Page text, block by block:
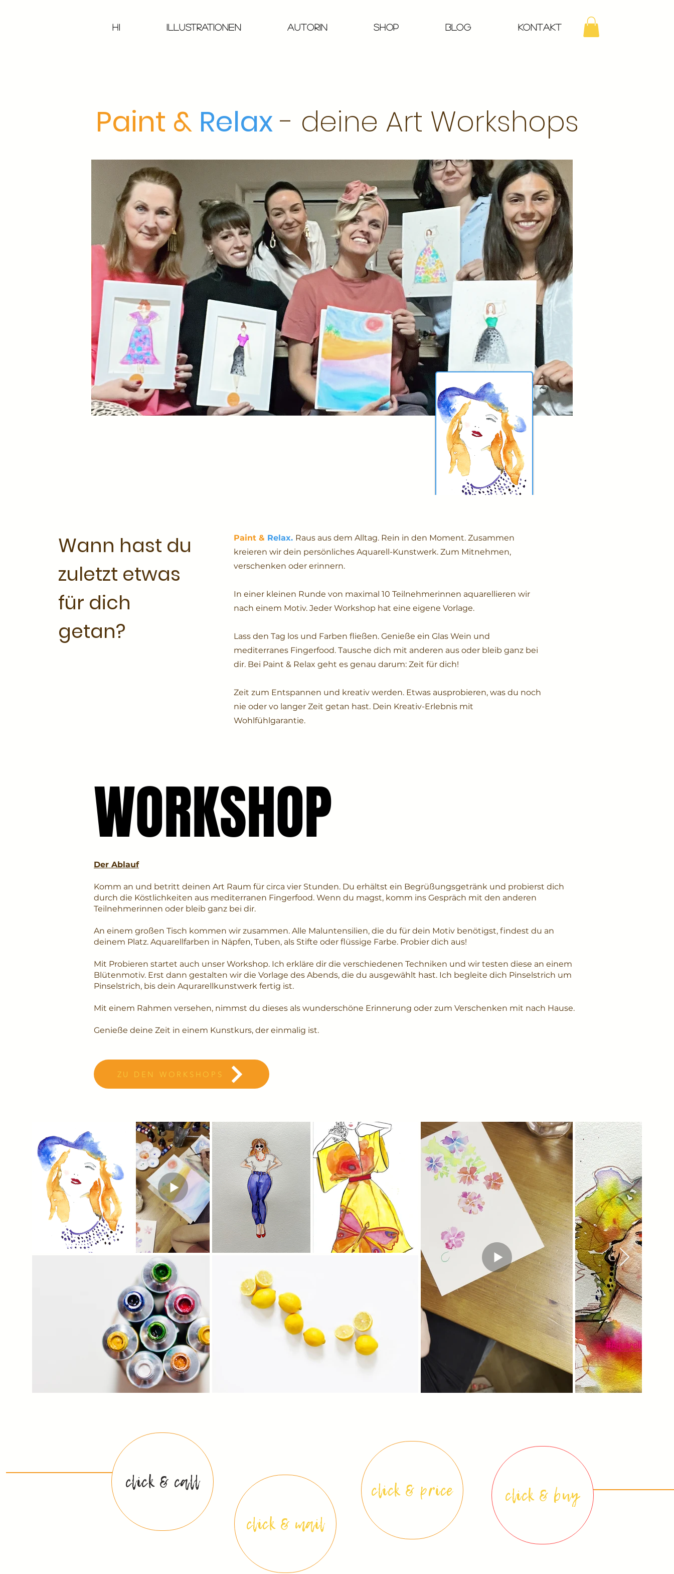
Hi Illustrationen Autorin Shop Blog Kontakt
Paint & Relax- deine Art Workshops
Wann hast du
zuletzt etwas
für dich
getan?
Paint & Relax. Raus aus dem Alltag. Rein in den Moment. Zusammen
kreieren wir dein persönliches Aquarell-Kunstwerk. Zum Mitnehmen,
verschenken oder erinnern.
In einer kleinen Runde von maximal 10 Teilnehmerinnen aquarellieren wir
nach einem Motiv. Jeder Workshop hat eine eigene Vorlage.
Lass den Tag los und Farben fließen. Genieße ein Glas Wein und
mediterranes Fingerfood. Tausche dich mit anderen aus oder bleib ganz bei
dir. Bei Paint & Relax geht es genau darum: Zeit für dich!
Zeit zum Entspannen und kreativ werden. Etwas ausprobieren, was du noch
nie oder vo langer Zeit getan hast. Dein Kreativ-Erlebnis mit
Wohlfühlgarantie.
WORKSHOP
WORKSHOP
Der Ablauf
Komm an und betritt deinen Art Raum für circa vier Stunden. Du erhältst ein Begrüßungsgetränk und probierst dich
durch die Köstlichkeiten aus mediterranen Fingerfood. Wenn du magst, komm ins Gespräch mit den anderen
Teilnehmerinnen oder bleib ganz bei dir.
An einem großen Tisch kommen wir zusammen. Alle Maluntensilien, die du für dein Motiv benötigst, findest du an
deinem Platz. Aquarellfarben in Näpfen, Tuben, als Stifte oder flüssige Farbe. Probier dich aus!
Mit Probieren startet auch unser Workshop. Ich erkläre dir die verschiedenen Techniken und wir testen diese an einem
Blütenmotiv. Erst dann gestalten wir die Vorlage des Abends, die du ausgewählt hast. Ich begleite dich Pinselstrich um
Pinselstrich, bis dein Aqurarellkunstwerk fertig ist.
Mit einem Rahmen versehen, nimmst du dieses als wunderschöne Erinnerung oder zum Verschenken mit nach Hause.
Genieße deine Zeit in einem Kunstkurs, der einmalig ist.
ZU DEN WORKSHOPS
click & call click & price
click & buy
click & mail